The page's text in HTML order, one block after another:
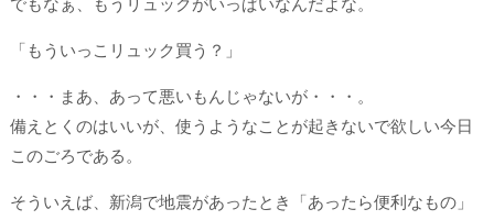
「もういっこリュック買う？」
・・・まあ、あって悪いもんじゃないが・・・。
備えとくのはいいが、使うようなことが起きないで欲しい今日
このごろである。
そういえば、新潟で地震があったとき「あったら便利なもの」